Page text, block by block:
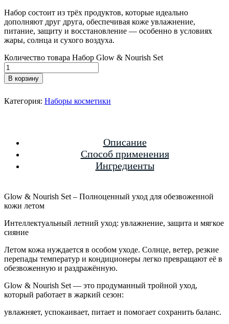
Набор состоит из трёх продуктов, которые идеально
дополняют друг друга, обеспечивая коже увлажнение,
питание, защиту и восстановление — особенно в условиях
жары, солнца и сухого воздуха.
Количество товара Набор Glow & Nourish Set
В корзину
Категория: Наборы косметики
Описание
Способ применения
Ингредиенты
Glow & Nourish Set – Полноценный уход для обезвоженной
кожи летом
Интеллектуальный летний уход: увлажнение, защита и мягкое
сияние
Летом кожа нуждается в особом уходе. Солнце, ветер, резкие
перепады температур и кондиционеры легко превращают её в
обезвоженную и раздражённую.
Glow & Nourish Set — это продуманный тройной уход,
который работает в жаркий сезон:
увлажняет, успокаивает, питает и помогает сохранить баланс.